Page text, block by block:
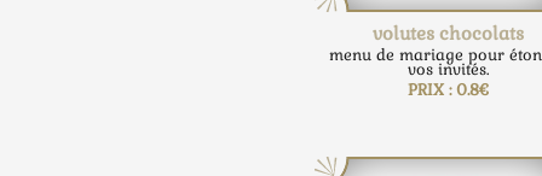
volutes chocolats
menu de mariage pour
vos invités.
PRIX : 0.8€